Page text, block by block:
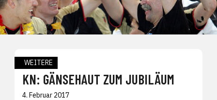
WEITERE
KN: GÄNSEHAUT ZUM JUBILÄUM
4. Februar 2017